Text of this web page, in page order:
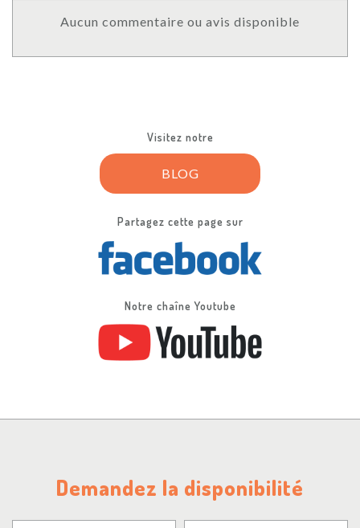
Aucun commentaire ou avis disponible
Visitez notre
BLOG
Partagez cette page sur
Notre chaîne Youtube
Demandez la disponibilité